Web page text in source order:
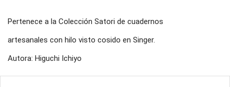
Pertenece a la Colección Satori de cuadernos
artesanales con hilo visto cosido en Singer.
Autora: Higuchi Ichiyo